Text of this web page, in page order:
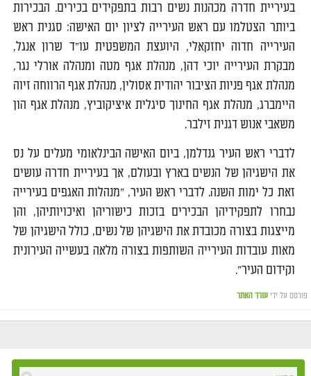
בעיריית חדרה מכהנות נשים רבות בתפקידים בכירים. הבכירות
ביותר הצטלמו עם ראש העירייה לציון יום האישה: סגנית ראש
העירייה חדוה יחזקאלי, היועצת המשפטית עו"ד שרון אנגל,
מבקרת העירייה יוכי דהן, מנהלת אגף מטה ומנהלה אורלי נגר,
מנהלת אגף פניות הציבור יהודית אסולין, מנהלת אגף הרווחה זיוה
היימברג, מנהלת אגף החינוך סיגלית איציקוביץ, מנהלת אגף הון
משאבי אנוש דגנית זילבר.
לדברי ראש העיר גנדלמן, ביום האישה הבינלאומי מעלים על נס
את הישגיהן של הנשים בארץ ובעולם, אך בעיריית חדרה עושים
זאת כל ימות השנה. לדברי ראש העיר, "מנהלות האגפים בעירייה
נבחרו לתפקידיהן הבכירים בזכות כישוריהן ואיכויותיהן, והן
מייצגות בצורה מכובדת את הישגיהן של נשים, כולל הישגיהן של
מאות עובדות העירייה השותפות בצורה מלאה בעשייה העירונית
וקידום העיר".
פורסם על ידי עורך האתר